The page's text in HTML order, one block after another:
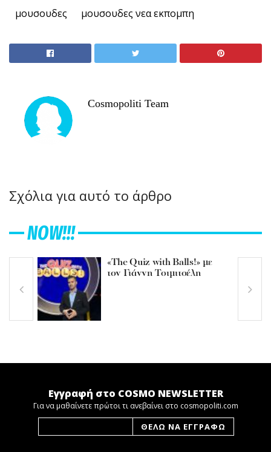
μουσουδες
μουσουδες νεα εκπομπη
Cosmopoliti Team
Σχόλια για αυτό το άρθρο
NOW!!!
«The Quiz with Balls!» με
τον Γιάννη Τσιμιτσέλη
Εγγραφή στο COSMO NEWSLETTER
Για να μαθαίνετε πρώτοι τι ανεβαίνει στο cosmopoliti.com